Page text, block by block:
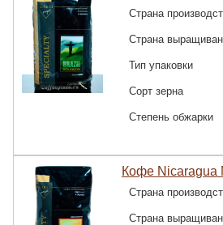
Страна
Страна
Тип упаковки
Сорт зерна
Степень обжарки
Кофе Nicaragua
Страна
Страна